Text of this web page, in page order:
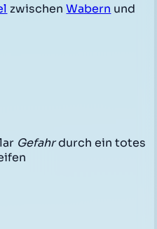
zwischenWabern und
Gefahrdurch ein totes